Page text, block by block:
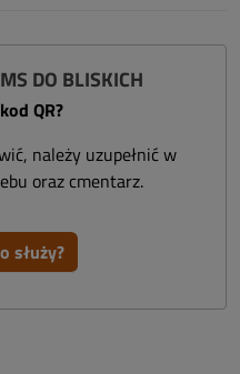
DO BLISKICH
QR?
należy uzupełnić w
oraz cmentarz.
służy?